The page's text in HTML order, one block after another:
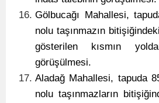
Gölbucağı Mahallesi,
nolu taşınmazın
gösterilen kısmın
görüşülmesi.
Aladağ Mahallesi, tapuda
nolu taşınmazların